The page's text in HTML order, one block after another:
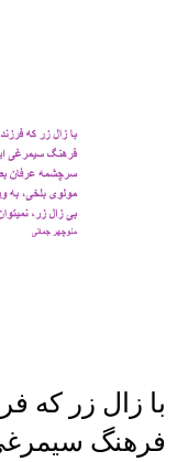
با زال زر که
فرهنگ سیمرغی